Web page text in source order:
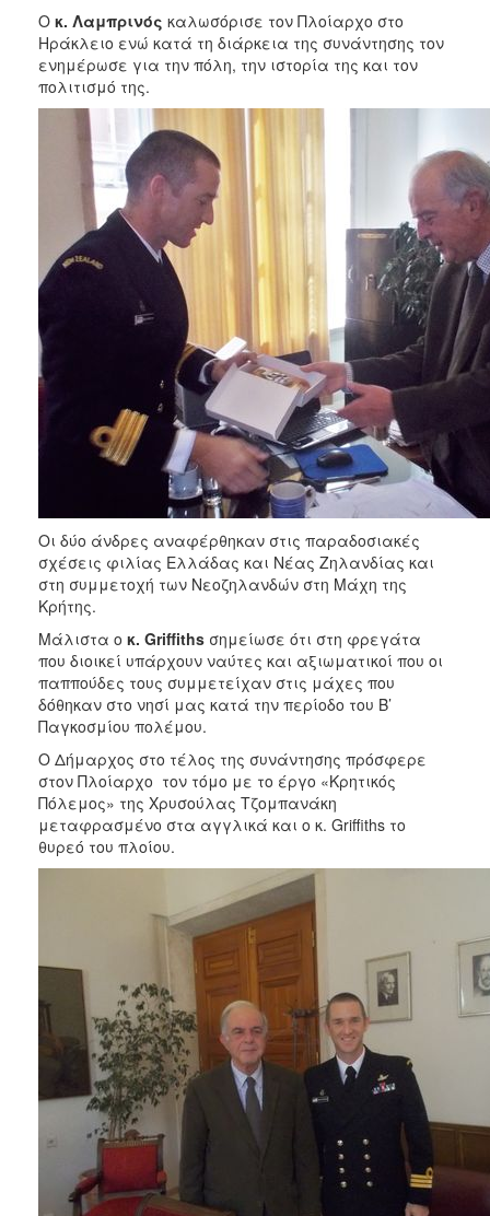
2011
2010
2006
ΠΟΛΙΤΙΣΜΟΣ
ΠΟΛΗ
Ο κ. Λαμπρινός καλωσόρισε τον Πλοίαρχο στο
Ηράκλειο ενώ κατά τη διάρκεια της συνάντησης τον
ενημέρωσε για την πόλη, την ιστορία της και τον
πολιτισμό της.
Οι δύο άνδρες αναφέρθηκαν στις παραδοσιακές
σχέσεις φιλίας Ελλάδας και Νέας Ζηλανδίας και
στη συμμετοχή των Νεοζηλανδών στη Μάχη της
Κρήτης.
Μάλιστα ο κ. Griffiths σημείωσε ότι στη φρεγάτα
που διοικεί υπάρχουν ναύτες και αξιωματικοί που οι
παππούδες τους συμμετείχαν στις μάχες που
δόθηκαν στο νησί μας κατά την περίοδο του Β’
Παγκοσμίου πολέμου.
Ο Δήμαρχος στο τέλος της συνάντησης πρόσφερε
στον Πλοίαρχο τον τόμο με το έργο «Κρητικός
Πόλεμος» της Χρυσούλας Τζομπανάκη
μεταφρασμένο στα αγγλικά και ο κ. Griffiths το
θυρεό του πλοίου.